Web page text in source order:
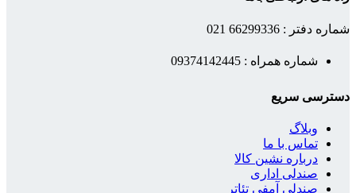
شماره دفتر : 66299336 021
شماره همراه : 09374142445
دسترسی سریع
وبلاگ
تماس با ما
درباره نشین کالا
صندلی اداری
صندلی آمفی تئاتر